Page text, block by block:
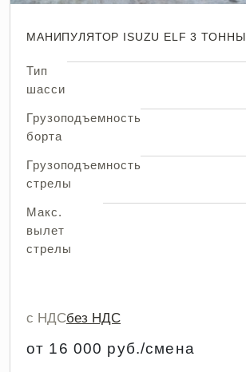
МАНИПУЛЯТОР ISUZU ELF 3 ТОННЫ
Тип
шасси
Грузоподъемность
борта
Грузоподъемность
стрелы
Макс.
вылет
стрелы
с НДСбез НДС
от 16 000 руб./смена